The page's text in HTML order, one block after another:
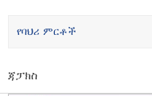
የባህሪ ምርቶች
ጃፓክስ